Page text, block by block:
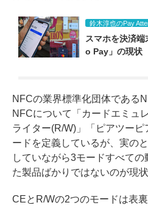
鈴木淳也のPay
スマホを決済
o Pay」の現状
NFCの業界標準化団体である
NFCについて「カードエミュ
ライター(R/W)」「ピアツー
ードを定義しているが、実の
していながら3モードすべて
た製品ばかりではないのが現状
CEとR/Wの2つのモードは表